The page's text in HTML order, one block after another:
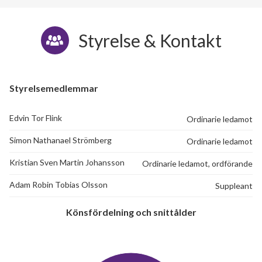
Styrelse & Kontakt
Styrelsemedlemmar
Edvin Tor Flink Ordinarie ledamot
Simon Nathanael Strömberg Ordinarie ledamot
Kristian Sven Martin Johansson Ordinarie ledamot, ordförande
Adam Robin Tobias Olsson Suppleant
Könsfördelning och snittålder